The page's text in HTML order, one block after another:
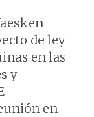
de ley
en las
y
en